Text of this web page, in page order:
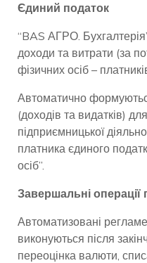
Єдиний податок
“BAS АГРО.
доходи та витрати (за
фізичних осіб –
Автоматично
(доходів та видатків)
підприємницької
платника єдиного
осіб”.
Завершальні операції
Автоматизовані
виконуються після
переоцінка валюти,